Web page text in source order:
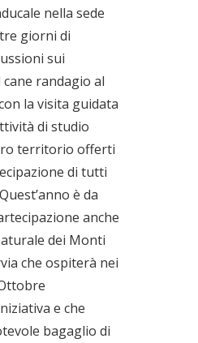
nella sede
giorni di
sui
randagio al
la visita guidata
di studio
territorio offerti
di tutti
è da
anche
dei Monti
che ospiterà nei
e che
bagaglio di